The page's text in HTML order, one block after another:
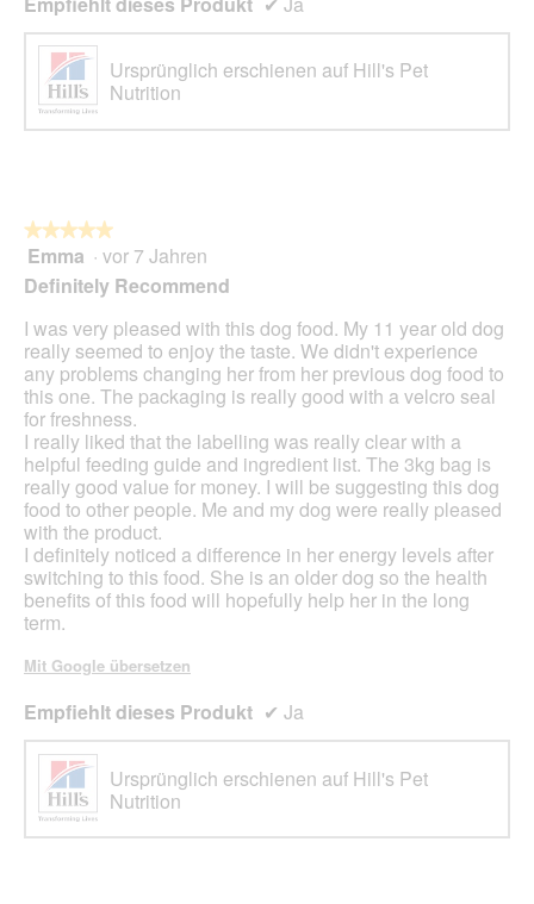
Ursprünglich erschienen auf Hill's Pet
Nutrition
★★★★★
★★★★★
5
von
Sternen.
Emma · vor 7 Jahren
Definitely Recommend
I was very pleased with this dog food. My 11 year old dog
really seemed to enjoy the taste. We didn't experience
any problems changing her from her previous dog food to
this one. The packaging is really good with a velcro seal
for freshness.
I really liked that the labelling was really clear with a
helpful feeding guide and ingredient list. The 3kg bag is
really good value for money. I will be suggesting this dog
food to other people. Me and my dog were really pleased
with the product.
I definitely noticed a difference in her energy levels after
switching to this food. She is an older dog so the health
benefits of this food will hopefully help her in the long
term.
Mit Google übersetzen
Empfiehlt dieses Produkt ✔ Ja
Ursprünglich erschienen auf Hill's Pet
Nutrition